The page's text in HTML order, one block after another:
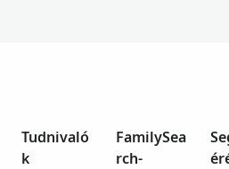
Tudnivaló
k
FamilySea
rch-